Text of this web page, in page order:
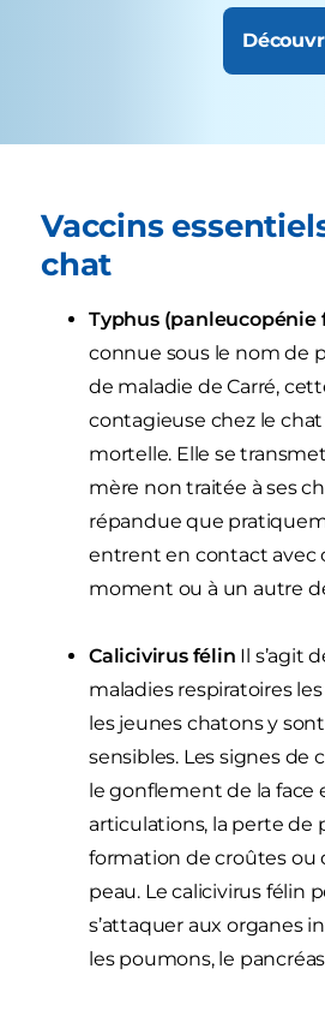
Vaccins
chat
Typhus (panleucopénie
connue sous le nom de
de maladie de Carré,
contagieuse chez le
mortelle. Elle se
mère non traitée à ses
répandue que
entrent en contact avec
moment ou à un autre
Calicivirus félin Il s’agit
maladies respiratoires
les jeunes chatons y
sensibles. Les signes de
le gonflement de la face
articulations, la perte de
formation de croûtes ou
peau. Le calicivirus félin
s’attaquer aux organes
les poumons, le